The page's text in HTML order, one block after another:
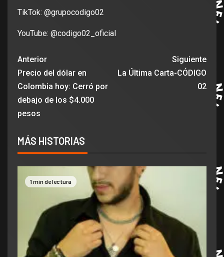
TikTok: @grupocodigo02
YouTube: @codigo02_oficial
Anterior
Precio del dólar en
Colombia hoy: Cerró por
debajo de los $4.000
pesos
Siguiente
La Última Carta-CÓDIGO
02
MÁS HISTORIAS
1 min de lectura